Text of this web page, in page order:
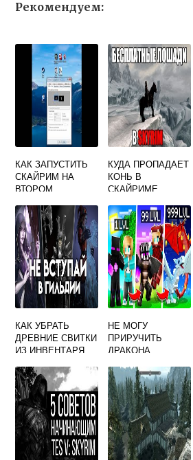
Рекомендуем:
КАК ЗАПУСТИТЬ
СКАЙРИМ НА
ВТОРОМ
КУДА ПРОПАДАЕТ
КОНЬ В
СКАЙРИМЕ
КАК УБРАТЬ
ДРЕВНИЕ СВИТКИ
ИЗ ИНВЕНТАРЯ
НЕ МОГУ
ПРИРУЧИТЬ
ДРАКОНА